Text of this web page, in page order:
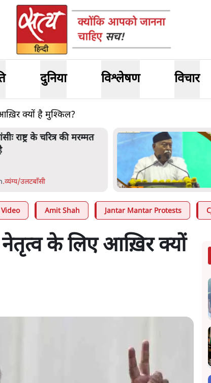
दुनिया विश्लेषण विचार
क्यों है मुश्किल?
राष्ट्र के चरित्र की मरम्मत
.व्यंग्य/उलटबाँसी
Amit Shah Jantar Mantar Protests
नेतृत्व के लिए आख़िर क्यों